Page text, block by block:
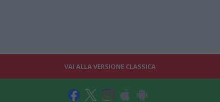
VAI ALLA VERSIONE CLASSICA